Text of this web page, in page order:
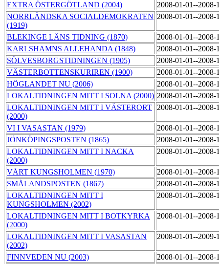
EXTRA ÖSTERGÖTLAND (2004)
2008-01-01--
NORRLÄNDSKA SOCIALDEMOKRATEN
(1919)
2008-01-01--
BLEKINGE LÄNS TIDNING (1870)
2008-01-01--
KARLSHAMNS ALLEHANDA (1848)
2008-01-01--
SÖLVESBORGSTIDNINGEN (1905)
2008-01-01--
VÄSTERBOTTENSKURIREN (1900)
2008-01-01--
HÖGLANDET NU (2006)
2008-01-01--
LOKALTIDNINGEN MITT I SOLNA (2000) 2008-01-01--
LOKALTIDNINGEN MITT I VÄSTERORT
(2000)
2008-01-01--
VI I VASASTAN (1979)
2008-01-01--
JÖNKÖPINGSPOSTEN (1865)
2008-01-01--
LOKALTIDNINGEN MITT I NACKA
(2000)
2008-01-01--
VÅRT KUNGSHOLMEN (1970)
2008-01-01--
SMÅLANDSPOSTEN (1867)
2008-01-01--
LOKALTIDNINGEN MITT I
KUNGSHOLMEN (2002)
2008-01-01--
LOKALTIDNINGEN MITT I BOTKYRKA
(2000)
2008-01-01--
LOKALTIDNINGEN MITT I VASASTAN
(2002)
2008-01-01--
FINNVEDEN NU (2003)
2008-01-01--